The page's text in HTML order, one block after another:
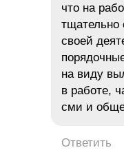
что на
тщательно
своей
на виду
в работе,
сми и
Ответить